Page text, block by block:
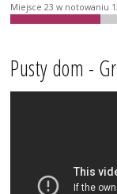
Miejsce 23 w notowaniu
Pusty dom -